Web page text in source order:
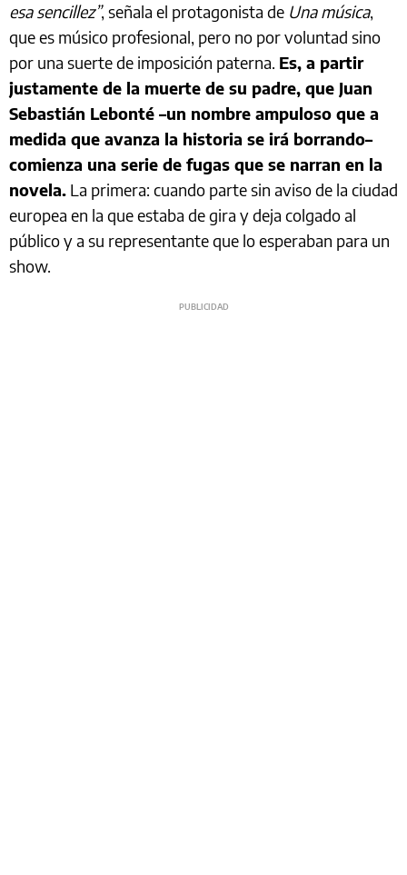
esa sencillez”, señala el protagonista de Una música,
que es músico profesional, pero no por voluntad sino
por una suerte de imposición paterna. Es, a partir
justamente de la muerte de su padre, que Juan
Sebastián Lebonté –un nombre ampuloso que a
medida que avanza la historia se irá borrando–
comienza una serie de fugas que se narran en la
novela. La primera: cuando parte sin aviso de la ciudad
europea en la que estaba de gira y deja colgado al
público y a su representante que lo esperaban para un
show.